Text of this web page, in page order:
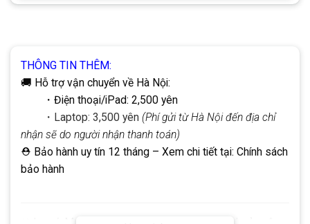
THÔNG TIN THÊM:
🚚 Hỗ trợ vận chuyển về Hà Nội:
・Điện thoại/iPad: 2,500 yên
・Laptop: 3,500 yên (Phí gửi từ Hà Nội đến địa chỉ
nhận sẽ do người nhận thanh toán)
⛑ Bảo hành uy tín 12 tháng – Xem chi tiết tại: Chính sách
bảo hành